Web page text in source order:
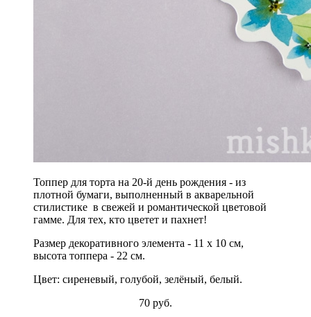
Топпер для торта на 20-й день рождения - из
плотной бумаги, выполненный в акварельной
стилистике в свежей и романтической цветовой
гамме. Для тех, кто цветет и пахнет!
Размер декоративного элемента - 11 х 10 см,
высота топпера - 22 см.
Цвет: сиреневый, голубой, зелёный, белый.
70 руб.